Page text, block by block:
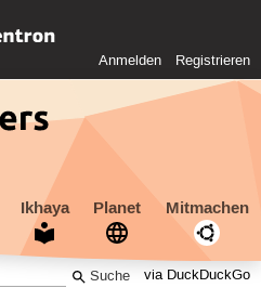
Anmelden Registrieren
Ikhaya Planet Mitmachen
via DuckDuckGo